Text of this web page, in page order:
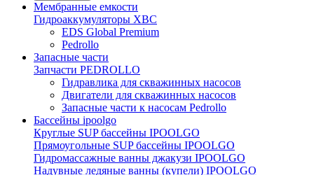
Мембранные емкости
Гидроаккумуляторы ХВС
EDS Global Premium
Pedrollo
Запасные части
Запчасти PEDROLLO
Гидравлика для скважинных насосов
Двигатели для скважинных насосов
Запасные части к насосам Pedrollo
Бассейны ipoolgo
Круглые SUP бассейны IPOOLGO
Прямоугольные SUP бассейны IPOOLGO
Гидромассажные ванны джакузи IPOOLGO
Надувные ледяные ванны (купели) IPOOLGO